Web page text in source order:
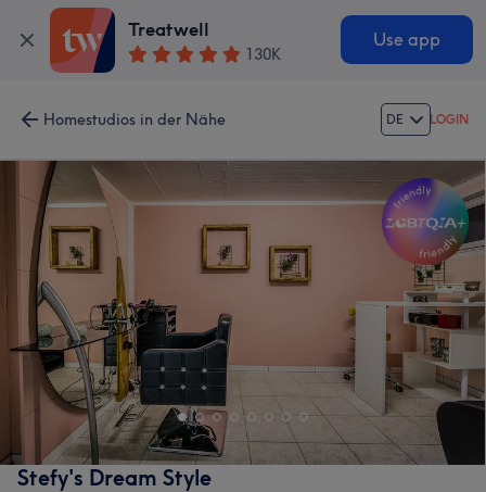
Treatwell
130K
Use app
Homestudios in der Nähe DE LOGIN
Stefy's Dream Style